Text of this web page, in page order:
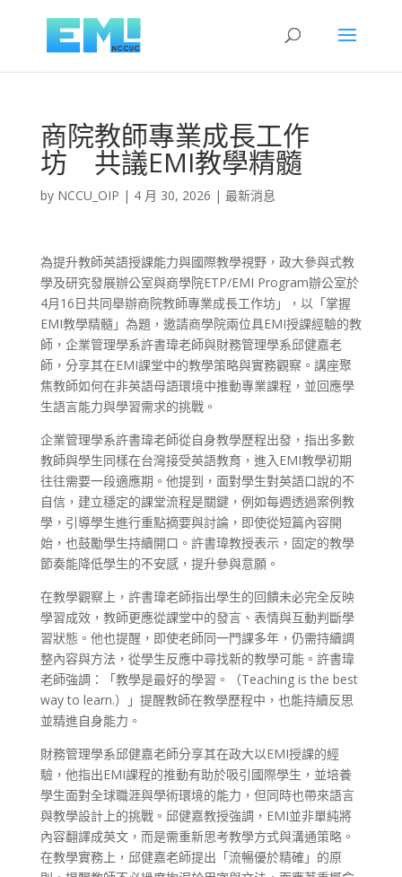
商院教師專業成長工作
坊 共議EMI教學精髓
by NCCU_OIP | 4 月 30, 2026 | 最新消息
為提升教師英語授課能力與國際教學視野，政大參與式教
學及研究發展辦公室與商學院ETP/EMI Program辦公室於
4月16日共同舉辦商院教師專業成長工作坊」，以「掌握
EMI教學精髓」為題，邀請商學院兩位具EMI授課經驗的教
師，企業管理學系許書瑋老師與財務管理學系邱健嘉老
師，分享其在EMI課堂中的教學策略與實務觀察。講座聚
焦教師如何在非英語母語環境中推動專業課程，並回應學
生語言能力與學習需求的挑戰。
企業管理學系許書瑋老師從自身教學歷程出發，指出多數
教師與學生同樣在台灣接受英語教育，進入EMI教學初期
往往需要一段適應期。他提到，面對學生對英語口說的不
自信，建立穩定的課堂流程是關鍵，例如每週透過案例教
學，引導學生進行重點摘要與討論，即使從短篇內容開
始，也鼓勵學生持續開口。許書瑋教授表示，固定的教學
節奏能降低學生的不安感，提升參與意願。
在教學觀察上，許書瑋老師指出學生的回饋未必完全反映
學習成效，教師更應從課堂中的發言、表情與互動判斷學
習狀態。他也提醒，即使老師同一門課多年，仍需持續調
整內容與方法，從學生反應中尋找新的教學可能。許書瑋
老師強調：「教學是最好的學習。（Teaching is the best
way to learn.）」提醒教師在教學歷程中，也能持續反思
並精進自身能力。
財務管理學系邱健嘉老師分享其在政大以EMI授課的經
驗，他指出EMI課程的推動有助於吸引國際學生，並培養
學生面對全球職涯與學術環境的能力，但同時也帶來語言
與教學設計上的挑戰。邱健嘉教授強調，EMI並非單純將
內容翻譯成英文，而是需重新思考教學方式與溝通策略。
在教學實務上，邱健嘉老師提出「流暢優於精確」的原